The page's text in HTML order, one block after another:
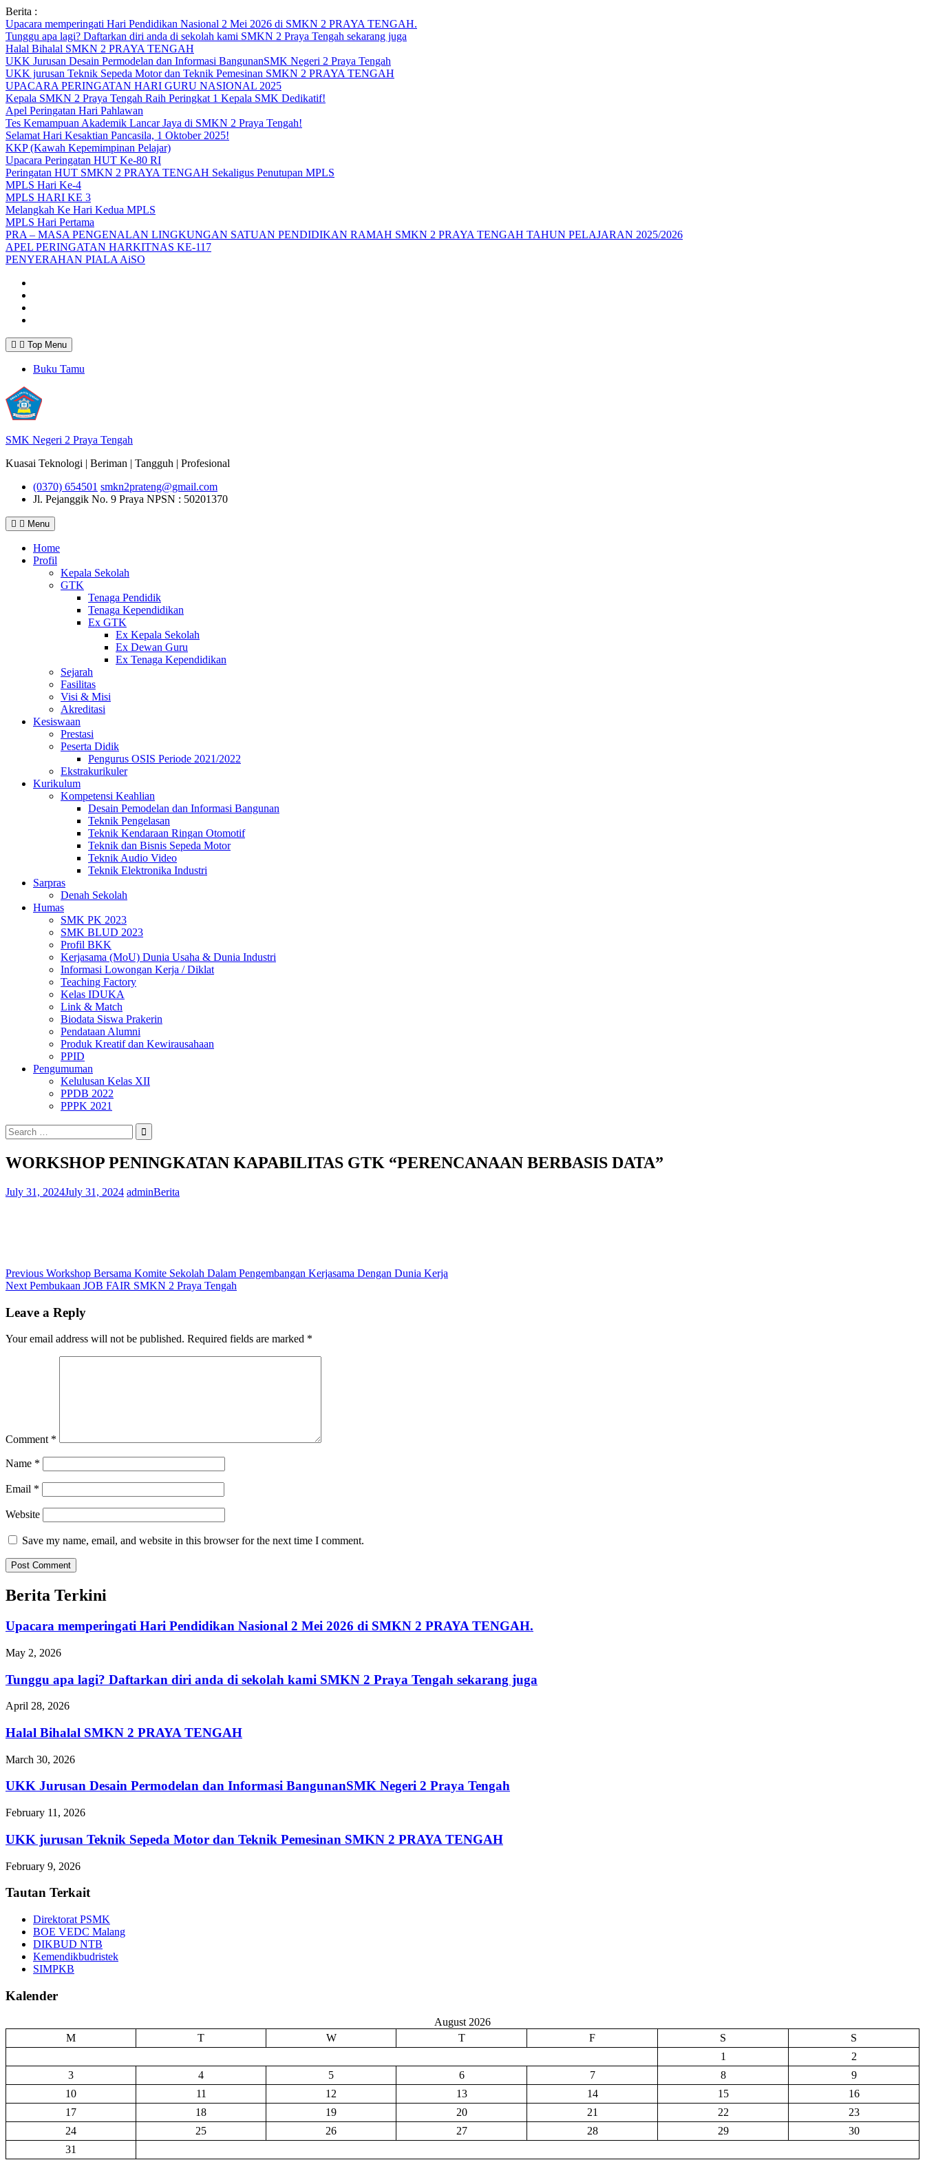
Skip
to
content
Berita :
Upacara memperingati Hari Pendidikan Nasional 2 Mei 2026 di SMKN 2 PRAYA TENGAH.
Tunggu apa lagi? Daftarkan diri anda di sekolah kami SMKN 2 Praya Tengah sekarang juga
Halal Bihalal SMKN 2 PRAYA TENGAH
UKK Jurusan Desain Permodelan dan Informasi BangunanSMK Negeri 2 Praya Tengah
UKK jurusan Teknik Sepeda Motor dan Teknik Pemesinan SMKN 2 PRAYA TENGAH
UPACARA PERINGATAN HARI GURU NASIONAL 2025
Kepala SMKN 2 Praya Tengah Raih Peringkat 1 Kepala SMK Dedikatif!
Apel Peringatan Hari Pahlawan
Tes Kemampuan Akademik Lancar Jaya di SMKN 2 Praya Tengah!
Selamat Hari Kesaktian Pancasila, 1 Oktober 2025!
KKP (Kawah Kepemimpinan Pelajar)
Upacara Peringatan HUT Ke-80 RI
Peringatan HUT SMKN 2 PRAYA TENGAH Sekaligus Penutupan MPLS
MPLS Hari Ke-4
MPLS HARI KE 3
Melangkah Ke Hari Kedua MPLS
MPLS Hari Pertama
PRA – MASA PENGENALAN LINGKUNGAN SATUAN PENDIDIKAN RAMAH SMKN 2 PRAYA TENGAH TAHUN PELAJARAN 2025/2026
APEL PERINGATAN HARKITNAS KE-117
PENYERAHAN PIALA AiSO
Top Menu
Buku Tamu
SMK Negeri 2 Praya Tengah
Kuasai Teknologi | Beriman | Tangguh | Profesional
(0370) 654501 smkn2prateng@gmail.com
Jl. Pejanggik No. 9 Praya NPSN : 50201370
Menu
Home
Profil
Kepala Sekolah
GTK
Tenaga Pendidik
Tenaga Kependidikan
Ex GTK
Ex Kepala Sekolah
Ex Dewan Guru
Ex Tenaga Kependidikan
Sejarah
Fasilitas
Visi & Misi
Akreditasi
Kesiswaan
Prestasi
Peserta Didik
Pengurus OSIS Periode 2021/2022
Ekstrakurikuler
Kurikulum
Kompetensi Keahlian
Desain Pemodelan dan Informasi Bangunan
Teknik Pengelasan
Teknik Kendaraan Ringan Otomotif
Teknik dan Bisnis Sepeda Motor
Teknik Audio Video
Teknik Elektronika Industri
Sarpras
Denah Sekolah
Humas
SMK PK 2023
SMK BLUD 2023
Profil BKK
Kerjasama (MoU) Dunia Usaha & Dunia Industri
Informasi Lowongan Kerja / Diklat
Teaching Factory
Kelas IDUKA
Link & Match
Biodata Siswa Prakerin
Pendataan Alumni
Produk Kreatif dan Kewirausahaan
PPID
Pengumuman
Kelulusan Kelas XII
PPDB 2022
PPPK 2021
Search
for:
WORKSHOP PENINGKATAN KAPABILITAS GTK “PERENCANAAN BERBASIS DATA”
July 31, 2024July 31, 2024 adminBerita
Post
navigation
Previous Previous
post:
Workshop Bersama Komite Sekolah Dalam Pengembangan Kerjasama Dengan Dunia Kerja
Next Next
Pembukaan JOB FAIR SMKN 2 Praya Tengah
Leave a Reply
Your email address will not be published. Required fields are marked *
Comment *
Name *
Email *
Website
Save my name, email, and website in this browser for the next time I comment.
Berita Terkini
Upacara memperingati Hari Pendidikan Nasional 2 Mei 2026 di SMKN 2 PRAYA TENGAH.
May 2, 2026
Tunggu apa lagi? Daftarkan diri anda di sekolah kami SMKN 2 Praya Tengah sekarang juga
April 28, 2026
Halal Bihalal SMKN 2 PRAYA TENGAH
March 30, 2026
UKK Jurusan Desain Permodelan dan Informasi BangunanSMK Negeri 2 Praya Tengah
February 11, 2026
UKK jurusan Teknik Sepeda Motor dan Teknik Pemesinan SMKN 2 PRAYA TENGAH
February 9, 2026
Tautan Terkait
Direktorat PSMK
BOE VEDC Malang
DIKBUD NTB
Kemendikbudristek
SIMPKB
Kalender
August 2026
M
T W T F S
S
1
2
3
4 5 6 7 8
9
10
11 12 13 14 15
16
17
18 19 20 21 22
23
24
25 26 27 28 29
30
31